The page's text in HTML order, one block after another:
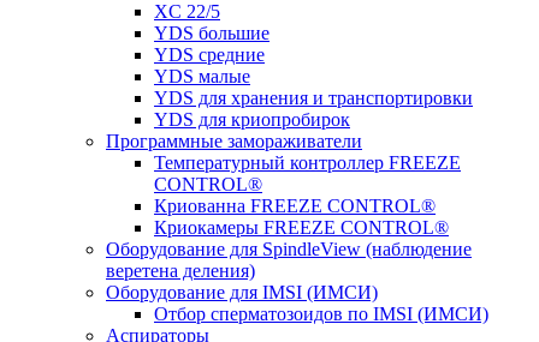
XC 22/5
YDS большие
YDS средние
YDS малые
YDS для хранения и транспортировки
YDS для криопробирок
Программные замораживатели
Температурный контроллер FREEZE
CONTROL®
Криованна FREEZE CONTROL®
Криокамеры FREEZE CONTROL®
Оборудование для SpindleView (наблюдение
веретена деления)
Оборудование для IMSI (ИМСИ)
Отбор сперматозоидов по IMSI (ИМСИ)
Аспираторы